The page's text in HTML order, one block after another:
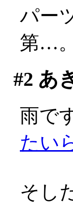
パー
第…。
#2 あ
雨で
たい
そし